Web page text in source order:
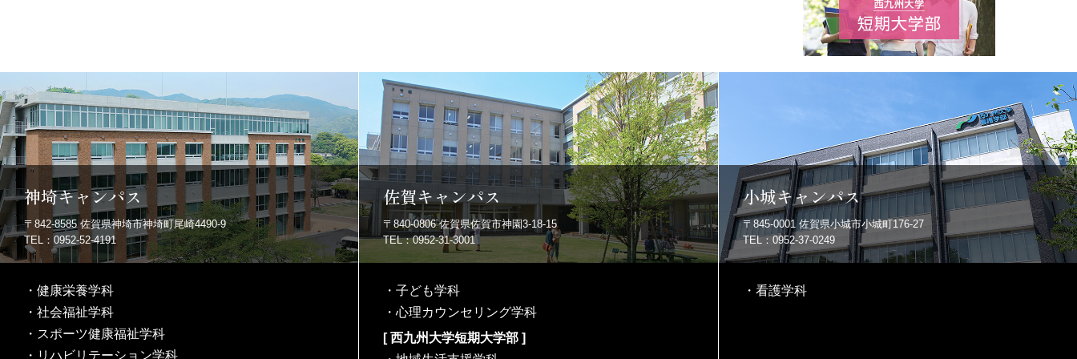
神埼キャンパス
〒842-8585佐賀県神埼市神埼町尾崎4490-9
TEL：0952-52-4191
・ 健康栄養学科
・ 社会福祉学科
・ スポーツ健康福祉学科
・ リハビリテーション学科
佐賀キャンパス
〒840-0806佐賀県佐賀市神園3-18-15
TEL：0952-31-3001
・子ども学科
・心理カウンセリング学科
[ 西九州大学短期大学部 ]
小城キャンパス
〒845-0001佐賀県小城市小城町176-27
TEL：0952-37-0249
・ 看護学科